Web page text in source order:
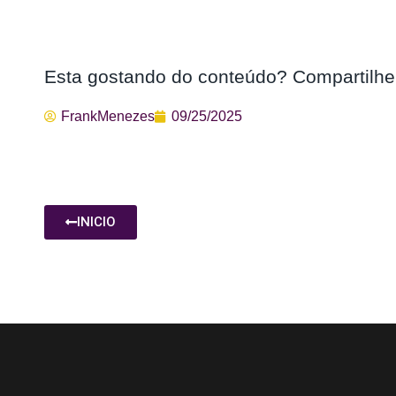
Esta gostando do conteúdo?
FrankMenezes 09/25/2025
INICIO